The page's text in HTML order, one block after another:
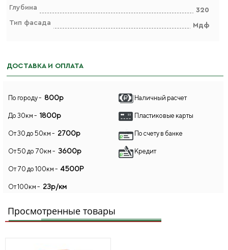
Глубина
320
Тип фасада
Мдф
ДОСТАВКА И ОПЛАТА
По городу - 800р
До 30км - 1800р
От 30 до 50км - 2700р
От 50 до 70км - 3600р
От 70 до 100км - 4500Р
От 100км - 23р/км
Наличный расчет
Пластиковые карты
По счету в банке
Кредит
Просмотренные товары